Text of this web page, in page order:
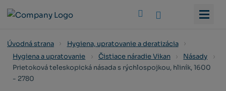
Úvodná strana
Hygiena, upratovanie a deratizácia
Hygiena a upratovanie
Čistiace náradie Vikan
Násady
Prietoková teleskopická násada s rýchlospojkou, hliník, 1600
- 2780